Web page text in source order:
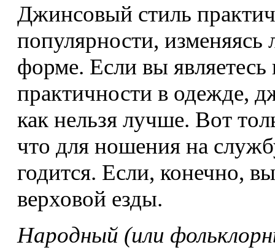
Джинсовый стиль
популярности, изменяясь
форме. Если вы
практичности в одежде,
как нельзя лучше. Вот
что для ношения на
годится. Если, конечно,
верховой езды.
Народный (или